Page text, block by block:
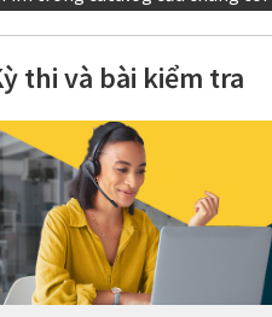
thi và bài kiểm tra